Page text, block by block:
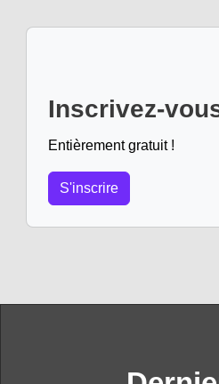
Inscrivez-
Entièrement gratuit !
S'inscrire